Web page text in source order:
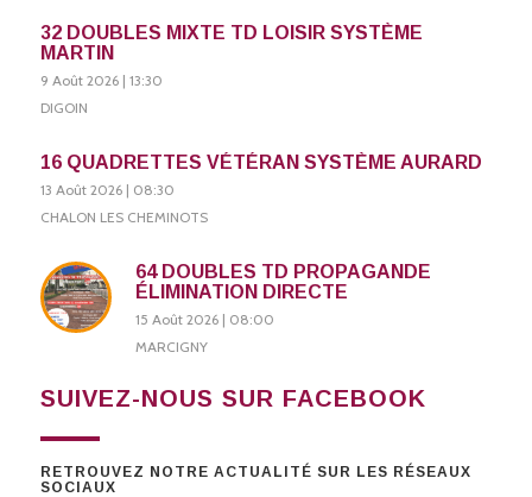
32 DOUBLES MIXTE TD LOISIR SYSTÈME
MARTIN
9 Août 2026 | 13:30
DIGOIN
16 QUADRETTES VÉTÉRAN SYSTÈME AURARD
13 Août 2026 | 08:30
CHALON LES CHEMINOTS
64 DOUBLES TD PROPAGANDE
ÉLIMINATION DIRECTE
15 Août 2026 | 08:00
MARCIGNY
SUIVEZ-NOUS SUR FACEBOOK
RETROUVEZ NOTRE ACTUALITÉ SUR LES RÉSEAUX
SOCIAUX